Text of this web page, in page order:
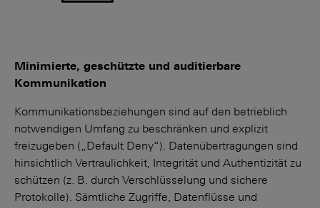
Minimierte, geschützte und auditierbare
Kommunikation
Kommunikationsbeziehungen sind auf den betrieblich
notwendigen Umfang zu beschränken und explizit
freizugeben („Default Deny“). Datenübertragungen sind
hinsichtlich Vertraulichkeit, Integrität und Authentizität zu
schützen (z. B. durch Verschlüsselung und sichere
Protokolle). Sämtliche Zugriffe, Datenflüsse und